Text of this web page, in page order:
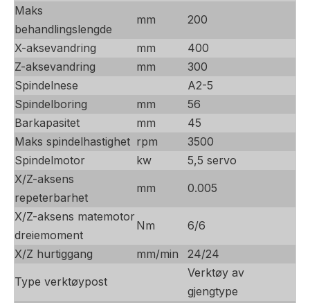
Maks
behandlingslengde
mm 200
X-aksevandring mm
400
Z-aksevandring
mm
300
Spindelnese
A2-5
Spindelboring
mm
56
Barkapasitet
mm
45
Maks spindelhastighet rpm
3500
Spindelmotor
kw
5,5 servo
X/Z-aksens
repeterbarhet
mm 0.005
X/Z-aksens matemotor
dreiemoment
Nm 6/6
X/Z hurtiggang mm/min
24/24
Type verktøypost
Verktøy av
gjengtype